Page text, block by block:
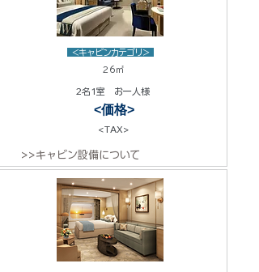
<キャビンカテゴリ>
26㎡
2名1室 お一人様
<価格>
<TAX>
>>キャビン設備について